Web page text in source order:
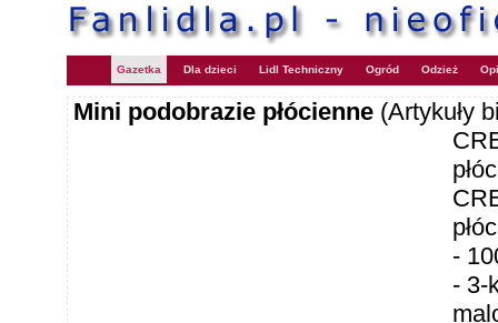
Gazetka Dla dzieci Lidl Techniczny Ogród Odzież
Mini podobrazie płócienne (Artykuły
-
- 3-